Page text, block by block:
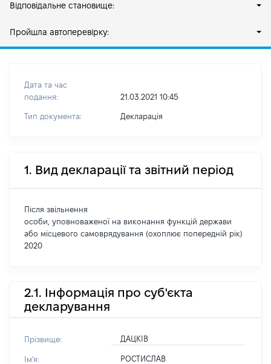
Відповідальне становище:
Пройшла автоперевірку:
Дата та час
подання:
21.03.2021 10:45
Тип документа: Декларація
1. Вид декларації та звітний період
Після звільнення
особи, уповноваженої на виконання функцій держави
або місцевого самоврядування (охоплює попередній рік)
2020
2.1. Інформація про суб'єкта
декларування
Прізвище: ДАЦКІВ
Ім'я: РОСТИСЛАВ